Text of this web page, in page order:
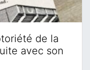
de la
avec son